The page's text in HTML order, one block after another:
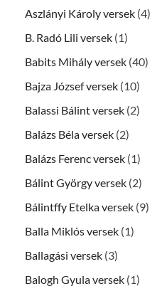
Aszlányi Károly versek (4)
B. Radó Lili versek (1)
Babits Mihály versek (40)
Bajza József versek (10)
Balassi Bálint versek (2)
Balázs Béla versek (2)
Balázs Ferenc versek (1)
Bálint György versek (2)
Bálintffy Etelka versek (9)
Balla Miklós versek (1)
Ballagási versek (3)
Balogh Gyula versek (1)